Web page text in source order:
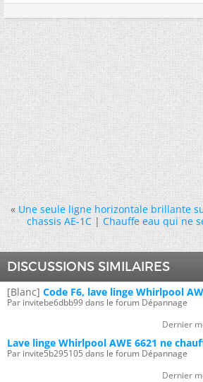
« Une seule ligne horizontale brillante
chassis AE-1C|Chauffe eau qui ne
DISCUSSIONS SIMILAIRES
[Blanc] Code F6, lave linge Whirlpool
Par invitebe6dbb99 dans le forum Dépannage
Dernier
Lave linge Whirlpool AWE 6621 ne
Par invite5b295105 dans le forum Dépannage
Dernier